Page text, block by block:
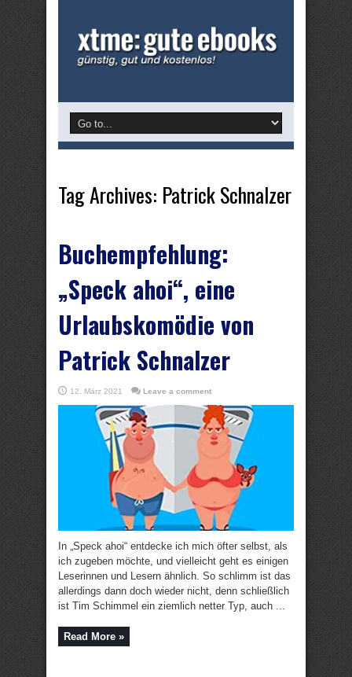
Tag Archives: Patrick Schnalzer
Buchempfehlung:
„Speck ahoi“, eine
Urlaubskomödie von
Patrick Schnalzer
12. März 2021 Leave a comment
In „Speck ahoi“ entdecke ich mich öfter selbst, als
ich zugeben möchte, und vielleicht geht es einigen
Leserinnen und Lesern ähnlich. So schlimm ist das
allerdings dann doch wieder nicht, denn schließlich
ist Tim Schimmel ein ziemlich netter Typ, auch ...
Read More »